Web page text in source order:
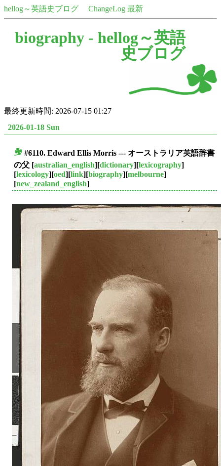
hellog～英語史ブログ ChangeLog 最新
biography - hellog～英語
史ブログ
最終更新時間: 2026-07-15 01:27
2026-01-18 Sun
#6110. Edward Ellis Morris --- オーストラリア英語辞書
の父 [australian_english][dictionary][lexicography]
[lexicology][oed][link][biography][melbourne]
[new_zealand_english]